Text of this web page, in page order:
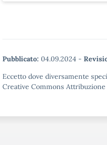
Pubblicato: 04.09.2024 -
Eccetto dove diversamente
Creative Commons Attribuzione